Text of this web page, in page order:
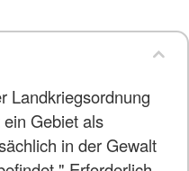
Landkriegsordnung
Gebiet als
in der Gewalt